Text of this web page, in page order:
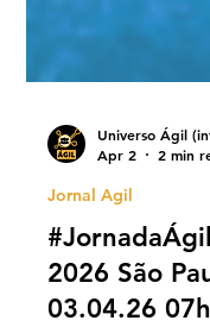
Apr 2
Jornal Agil
2026 São